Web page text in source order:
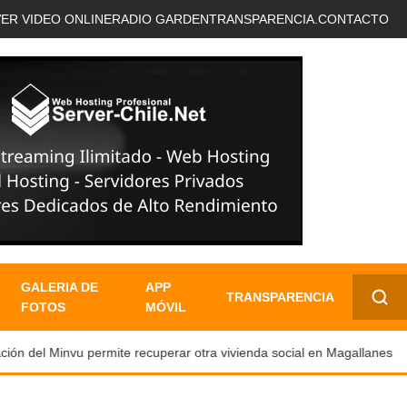
VIDEO ONLINERADIO GARDENTRANSPARENCIA. CONTACTO
GALERIA DE
FOTOS
APP
MÓVIL
TRANSPARENCIA
✕
Minvu permite recuperar otra vivienda social en Magallanes